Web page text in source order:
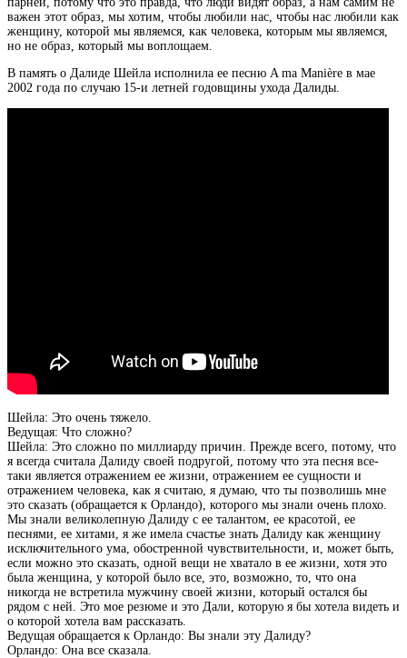
важен этот образ, мы хотим, чтобы любили нас, чтобы нас любили как
женщину, которой мы являемся, как человека, которым мы являемся,
но не образ, который мы воплощаем.
В память о Далиде Шейла исполнила ее песню A ma Manière в мае
2002 года по случаю 15-и летней годовщины ухода Далиды.
Шейла: Это очень тяжело.
Ведущая: Что сложно?
Шейла: Это сложно по миллиарду причин. Прежде всего, потому, что
я всегда считала Далиду своей подругой, потому что эта песня все-
таки является отражением ее жизни, отражением ее сущности и
отражением человека, как я считаю, я думаю, что ты позволишь мне
это сказать (обращается к Орландо), которого мы знали очень плохо.
Мы знали великолепную Далиду с ее талантом, ее красотой, ее
песнями, ее хитами, я же имела счастье знать Далиду как женщину
исключительного ума, обостренной чувствительности, и, может быть,
если можно это сказать, одной вещи не хватало в ее жизни, хотя это
была женщина, у которой было все, это, возможно, то, что она
никогда не встретила мужчину своей жизни, который остался бы
рядом с ней. Это мое резюме и это Дали, которую я бы хотела видеть и
о которой хотела вам рассказать.
Ведущая обращается к Орландо: Вы знали эту Далиду?
Орландо: Она все сказала.